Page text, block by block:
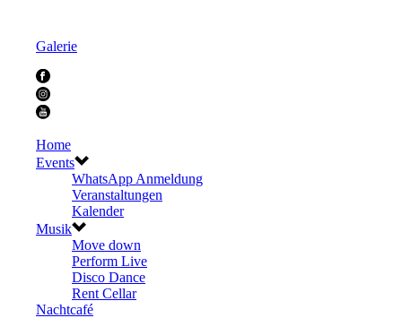
Galerie
Home
Events
WhatsApp Anmeldung
Veranstaltungen
Kalender
Musik
Move down
Perform Live
Disco Dance
Rent Cellar
Nachtcafé